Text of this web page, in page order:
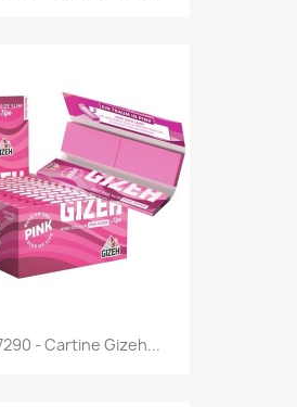
Anteprima
- Cartine Gizeh...